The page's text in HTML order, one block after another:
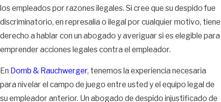
los empleados por razones ilegales. Si cree que su despido fue
discriminatorio, en represalia o ilegal por cualquier motivo, tiene
derecho a hablar con un abogado y averiguar si es elegible para
emprender acciones legales contra el empleador.
En Domb & Rauchwerger, tenemos la experiencia necesaria
para nivelar el campo de juego entre usted y el equipo legal de
su empleador anterior. Un abogado de despido injustificado de